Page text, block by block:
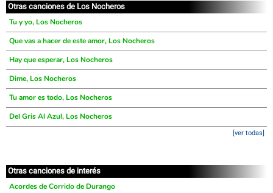
Otras canciones de Los Nocheros
Tu y yo, Los Nocheros
Que vas a hacer de este amor, Los Nocheros
Hay que esperar, Los Nocheros
Dime, Los Nocheros
Tu amor es todo, Los Nocheros
Del Gris Al Azul, Los Nocheros
[ver todas]
Otras canciones de interés
Acordes de Corrido de Durango